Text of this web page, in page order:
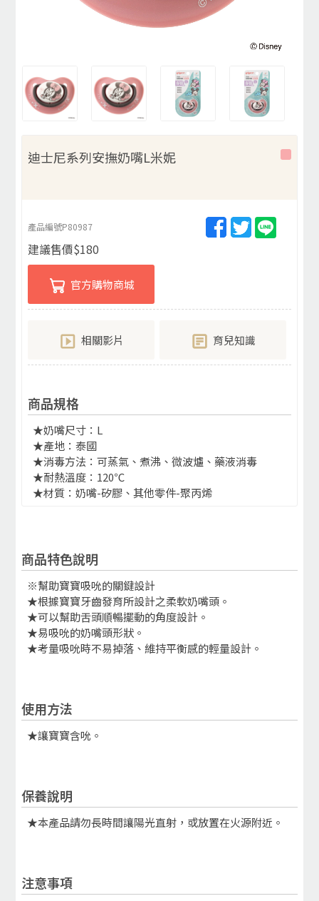
迪士尼系列安撫奶嘴L米妮
產品編號P80987
建議售價$180
官方購物商城
相關影片 育兒知識
商品規格
★奶嘴尺寸：L
★產地：泰國
★消毒方法：可蒸氣、煮沸、微波爐、藥液消毒
★耐熱溫度：120℃
★材質：奶嘴-矽膠、其他零件-聚丙烯
商品特色說明
※幫助寶寶吸吮的關鍵設計
★根據寶寶牙齒發育所設計之柔軟奶嘴頭。
★可以幫助舌頭順暢擺動的角度設計。
★易吸吮的奶嘴頭形狀。
★考量吸吮時不易掉落、維持平衡感的輕量設計。
使用方法
★讓寶寶含吮。
保養說明
★本產品請勿長時間讓陽光直射，或放置在火源附近。
注意事項